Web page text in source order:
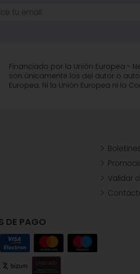
Financiado por la Unión Europea -
son únicamente los del autor o
Europea. Ni la Unión Europea ni la
DE PAGO
Validar